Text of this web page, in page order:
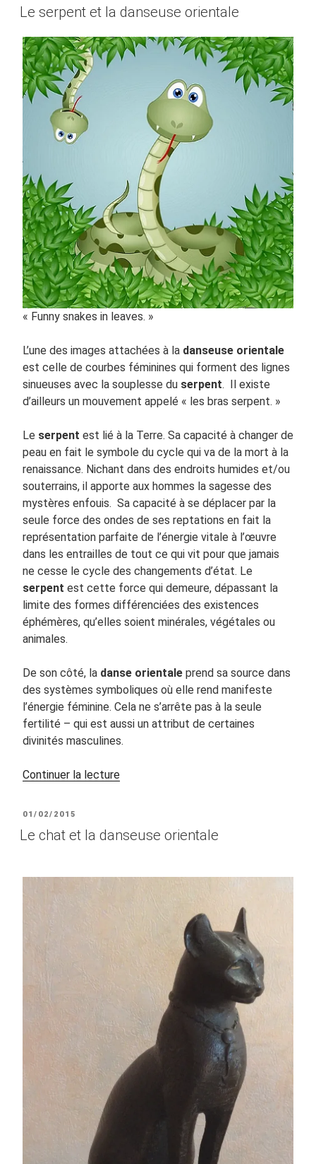
vue
par
Laila
LE
Le serpent et la danseuse orientale
« Funny snakes in leaves. »
L’une des images attachées à la danseuse orientale
est celle de courbes féminines qui forment des lignes
sinueuses avec la souplesse du serpent. Il existe
d’ailleurs un mouvement appelé « les bras serpent. »
Le serpent est lié à la Terre. Sa capacité à changer de
peau en fait le symbole du cycle qui va de la mort à la
renaissance. Nichant dans des endroits humides et/ou
souterrains, il apporte aux hommes la sagesse des
mystères enfouis. Sa capacité à se déplacer par la
seule force des ondes de ses reptations en fait la
représentation parfaite de l’énergie vitale à l’œuvre
dans les entrailles de tout ce qui vit pour que jamais
ne cesse le cycle des changements d’état. Le
serpent est cette force qui demeure, dépassant la
limite des formes différenciées des existences
éphémères, qu’elles soient minérales, végétales ou
animales.
De son côté, la danse orientale prend sa source dans
des systèmes symboliques où elle rend manifeste
l’énergie féminine. Cela ne s’arrête pas à la seule
fertilité – qui est aussi un attribut de certaines
divinités masculines.
Continuer la lecturede
la
orientale »
PUBLIÉ
LE
01/02/2015
Le chat et la danseuse orientale